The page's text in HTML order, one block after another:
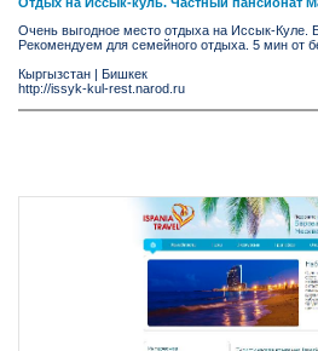
Очень выгодное место отдыха на Иссык-Куле.
Рекомендуем для семейного отдыха. 5 мин от
Кыргызстан | Бишкек
http://issyk-kul-rest.narod.ru